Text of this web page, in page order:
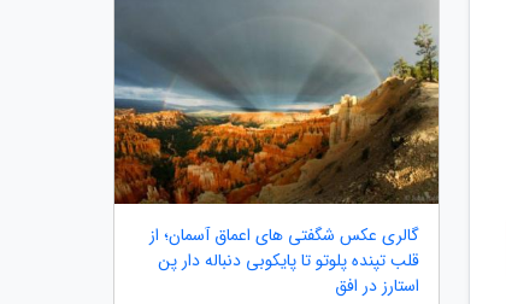
گالری عکس شگفتی های اعماق آسمان؛ از
قلب تپنده پلوتو تا پایکوبی دنباله دار پن
استارز در افق